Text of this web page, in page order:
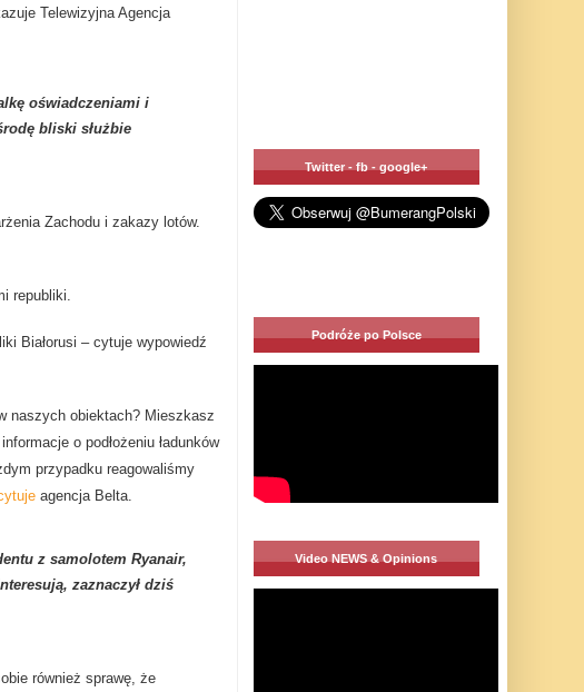
Telewizyjna Agencja
oświadczeniami i
bliski służbie
Zachodu i zakazy lotów.
republiki.
Białorusi – cytuje wypowiedź
naszych obiektach? Mieszkasz
o podłożeniu ładunków
przypadku reagowaliśmy
agencja Belta.
z samolotem Ryanair,
zaznaczył dziś
również sprawę, że
Twitter - fb - google+
Podróże po Polsce
Video NEWS & Opinions